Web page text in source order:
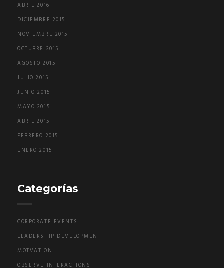
ABRIL 2016
DICIEMBRE 2015
NOVIEMBRE 2015
OCTUBRE 2015
AGOSTO 2015
JULIO 2015
JUNIO 2015
MAYO 2015
ABRIL 2015
FEBRERO 2015
ENERO 2015
Categorías
CORPORATE EVENTS
LEADERSHIP DEVELOPMENT
MOTVATION
OBSERVE INTERACTIONS